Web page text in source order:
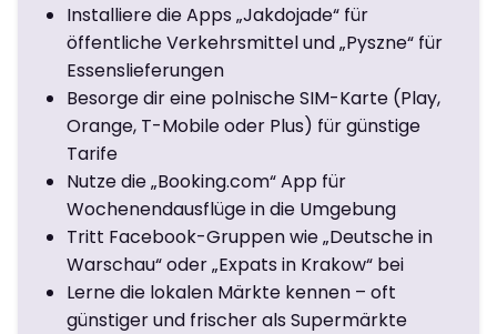
Installiere die Apps „Jakdojade“ für
öffentliche Verkehrsmittel und „Pyszne“ für
Essenslieferungen
Besorge dir eine polnische SIM-Karte (Play,
Orange, T-Mobile oder Plus) für günstige
Tarife
Nutze die „Booking.com“ App für
Wochenendausflüge in die Umgebung
Tritt Facebook-Gruppen wie „Deutsche in
Warschau“ oder „Expats in Krakow“ bei
Lerne die lokalen Märkte kennen – oft
günstiger und frischer als Supermärkte